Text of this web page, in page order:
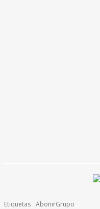
Etiquetas AbonirGrupo